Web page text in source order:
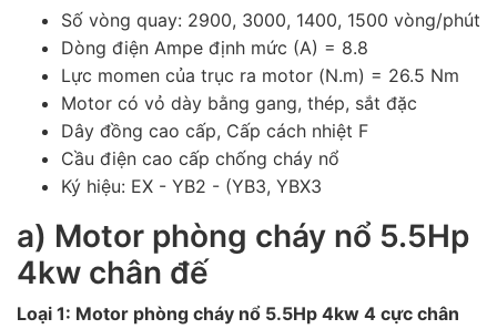
Số vòng quay: 2900, 3000, 1400, 1500 vòng/phút
Dòng điện Ampe định mức (A) = 8.8
Lực momen của trục ra motor (N.m) = 26.5 Nm
Motor có vỏ dày bằng gang, thép, sắt đặc
Dây đồng cao cấp, Cấp cách nhiệt F
Cầu điện cao cấp chống cháy nổ
Ký hiệu: EX - YB2 - (YB3, YBX3
a) Motor phòng cháy nổ 5.5Hp
4kw chân đế
Loại 1: Motor phòng cháy nổ 5.5Hp 4kw 4 cực chân